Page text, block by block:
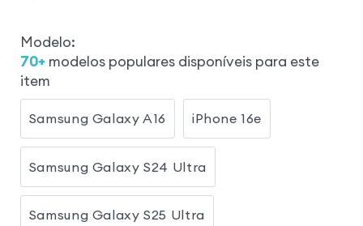
Modelo:
70+ modelos populares disponíveis para este
item
Samsung Galaxy A16 iPhone 16e
Samsung Galaxy S24 Ultra
Samsung Galaxy S25 Ultra